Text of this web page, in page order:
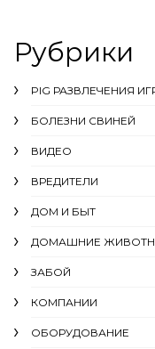
Рубрики
PIG РАЗВЛЕЧЕНИЯ
БОЛЕЗНИ СВИНЕЙ
ВИДЕО
ВРЕДИТЕЛИ
ДОМ И БЫТ
ДОМАШНИЕ
ЗАБОЙ
КОМПАНИИ
ОБОРУДОВАНИЕ